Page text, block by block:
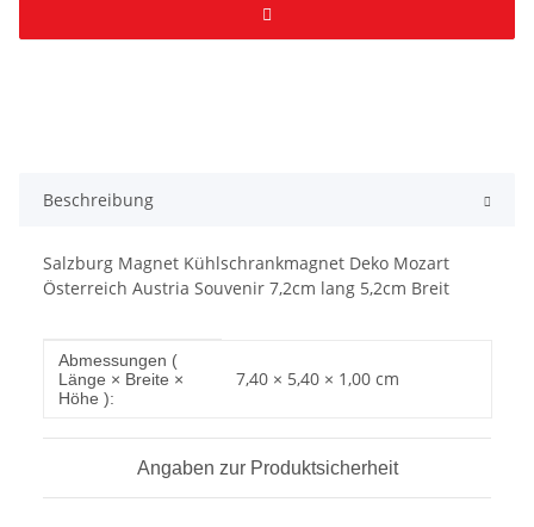
Beschreibung
Salzburg Magnet Kühlschrankmagnet Deko Mozart
Österreich Austria Souvenir 7,2cm lang 5,2cm Breit
Produkteigenschaft
Wert
Abmessungen (
Länge × Breite ×
Höhe ):
7,40 × 5,40 × 1,00 cm
Angaben zur Produktsicherheit